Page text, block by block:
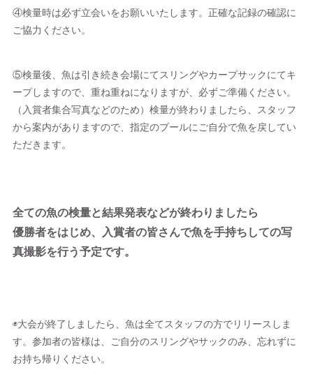
④検量時は必ず立会いをお願いいたします。正確な記録の確認に
ご協力ください。
⑤検量後、魚は引き続き会場にてスリングやカープサックにてキ
ープしますので、重ね重ねになりますが、必ずご準備ください。
（入賞者集合写真などのため）検量が終わりましたら、スタッフ
から案内がありますので、指定のプールにご自分で魚を戻してい
ただきます。
全ての魚の検量と結果発表などが終わりましたら
優勝者をはじめ、入賞者の皆さんで魚を手持ちしての写
真撮影を行う予定です。
◉大会が終了しましたら、魚は全てスタッフの方でリリースしま
す。参加者の皆様は、ご自分のスリングやサックのみ、忘れずに
お持ち帰りください。